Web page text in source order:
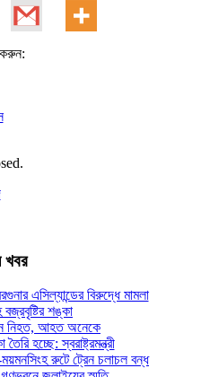
করুন:
খবর
এসিল্যান্ডের বিরুদ্ধে মামলা
শঙ্কা
নিহত, আহত অনেকে
তৈরি হচ্ছে: স্বরাষ্ট্রমন্ত্রী
রুটে ট্রেন চলাচল বন্ধ